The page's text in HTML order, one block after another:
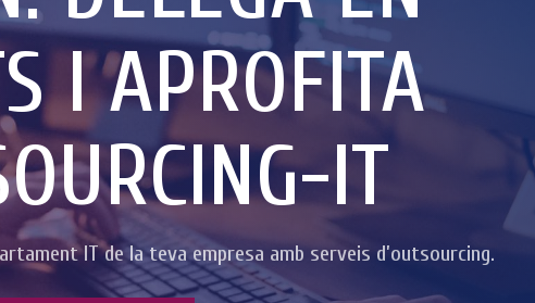
I APROFITA
IT
IT de la teva empresa amb serveis d’outsourcing.